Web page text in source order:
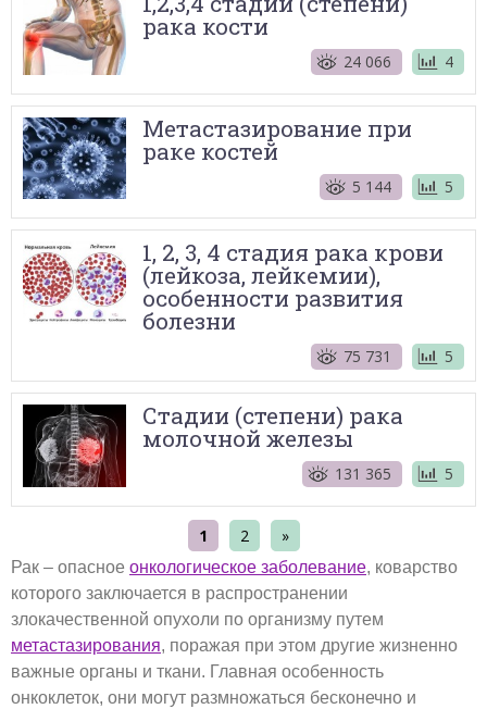
рака кости
24 066 4
Метастазирование при
раке костей
5 144 5
1, 2, 3, 4 стадия рака крови
(лейкоза, лейкемии),
особенности развития
болезни
75 731 5
Стадии (степени) рака
молочной железы
131 365 5
1 2 »
Рак – опасное онкологическое заболевание, коварство
которого заключается в распространении
злокачественной опухоли по организму путем
метастазирования, поражая при этом другие жизненно
важные органы и ткани. Главная особенность
онкоклеток, они могут размножаться бесконечно и